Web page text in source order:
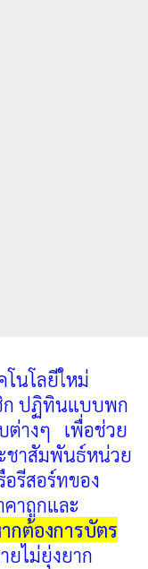
นโลยีใหม่
ก ปฏิทินแบบพก
ต่างๆ เพื่อช่วย
ชาสัมพันธ์หน่วย
อรีสอร์ทของ
าถูกและ
กต้องการบัตร
ไม่ยุ่งยาก